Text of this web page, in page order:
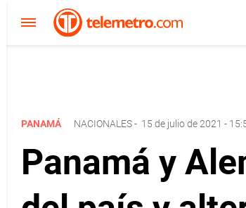
PANAMÁ NACIONALES- 15 de julio de 2021 -
Panamá y